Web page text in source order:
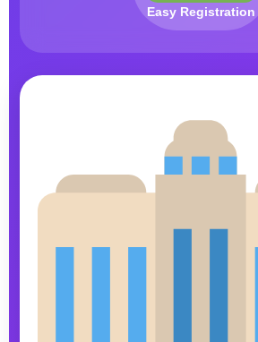
Easy Registration